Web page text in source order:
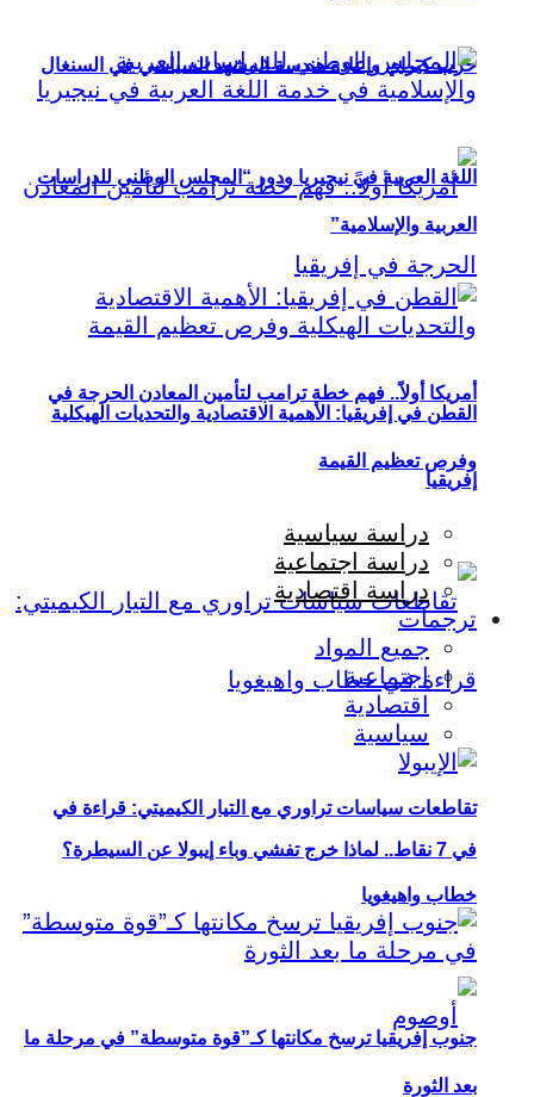
حزب كيراي وإعادة هندسة المشهد السياسي في السنغال
أمريكا أولاً.. فهم خطة ترامب لتأمين المعادن الحرجة في
إفريقيا
تقاطعات سياسات تراوري مع التيار الكيميتي: قراءة في
خطاب واهيغويا
اللغة العربية في نيجيريا ودور “المجلس الوطني للدراسات
العربية والإسلامية”
القطن في إفريقيا: الأهمية الاقتصادية والتحديات الهيكلية
وفرص تعظيم القيمة
دراسة سياسية
دراسة اجتماعية
دراسة اقتصادية
ترجمات
جميع المواد
اجتماعية
اقتصادية
سياسية
في 7 نقاط.. لماذا خرج تفشي وباء إيبولا عن السيطرة؟
جنوب إفريقيا ترسخ مكانتها كـ”قوة متوسطة” في مرحلة ما
بعد الثورة